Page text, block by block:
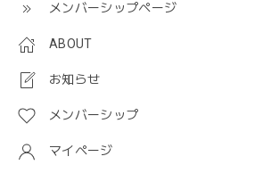
メンバーシップページ
ABOUT
お知らせ
メンバーシップ
マイページ